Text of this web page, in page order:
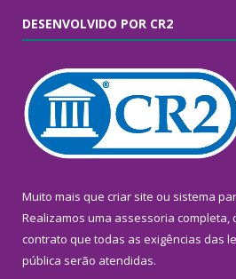
DESENVOLVIDO POR CR2
Muito mais que criar site ou sistema
Realizamos uma assessoria completa,
contrato que todas as exigências das
pública serão atendidas.